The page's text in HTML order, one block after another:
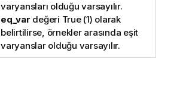
varyansları olduğu varsayılır.
eq_var değeri True(1) olarak
belirtilirse, örnekler arasında eşit
varyanslar olduğu varsayılır.